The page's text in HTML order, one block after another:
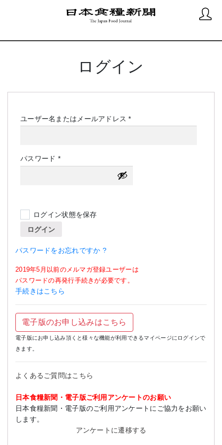
ログイン
ユーザー名またはメールアドレス*必
パスワード *必
須
ログイン状態を保存
ログイン
パスワードをお忘れですか ?
2019年5月以前のメルマガ登録ユーザーは
パスワードの再発行手続きが必要です。
手続きはこちら
電子版のお申し込みはこちら
電子版にお申し込み頂くと様々な機能が利用できるマイページにログインで
きます。
よくあるご質問はこちら
日本食糧新聞・電子版ご利用アンケートのお願い
日本食糧新聞・電子版のご利用アンケートにご協力をお願い
します。
アンケートに遷移する